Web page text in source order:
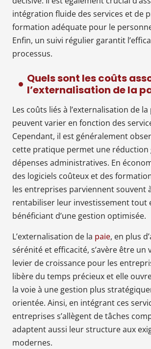
intégration fluide des services et de
formation adéquate pour le
Enfin, un suivi régulier garantit
processus.
Quels sont les coûts
l’externalisation de la
Les coûts liés à l’externalisation de la
peuvent varier en fonction des
Cependant, il est généralement
cette pratique permet une réduction
dépenses administratives. En
des logiciels coûteux et des
les entreprises parviennent souvent
rentabiliser leur investissement tout
bénéficiant d’une gestion optimisée.
L’externalisation de la paie, en plus
sérénité et efficacité, s’avère être un
levier de croissance pour les
libère du temps précieux et elle
la voie à une gestion plus
orientée. Ainsi, en intégrant ces
entreprises s’allègent de tâches
adaptent aussi leur structure aux
modernes.